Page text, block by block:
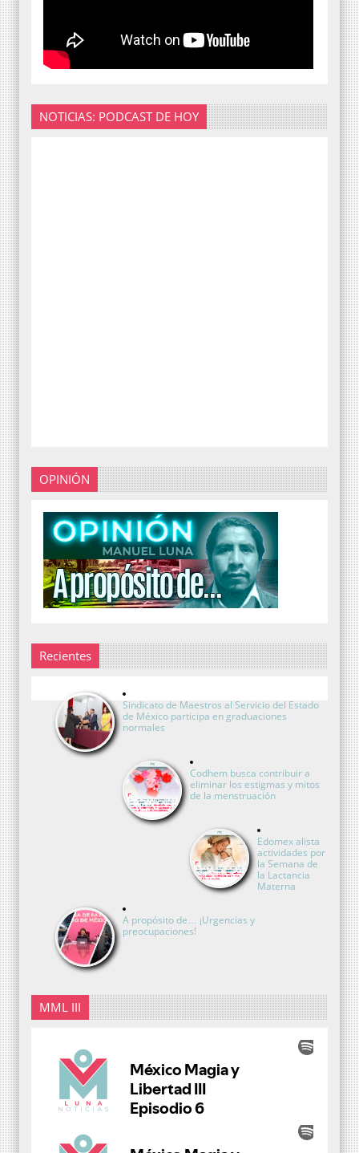
NOTICIAS: PODCAST DE HOY
OPINIÓN
Recientes
Sindicato de Maestros al Servicio del Estado
de México participa en graduaciones
normales
Codhem busca contribuir a
eliminar los estigmas y mitos
de la menstruación
Edomex alista
actividades por
la Semana de
la Lactancia
Materna
A propósito de… ¡Urgencias y
preocupaciones!
MML III